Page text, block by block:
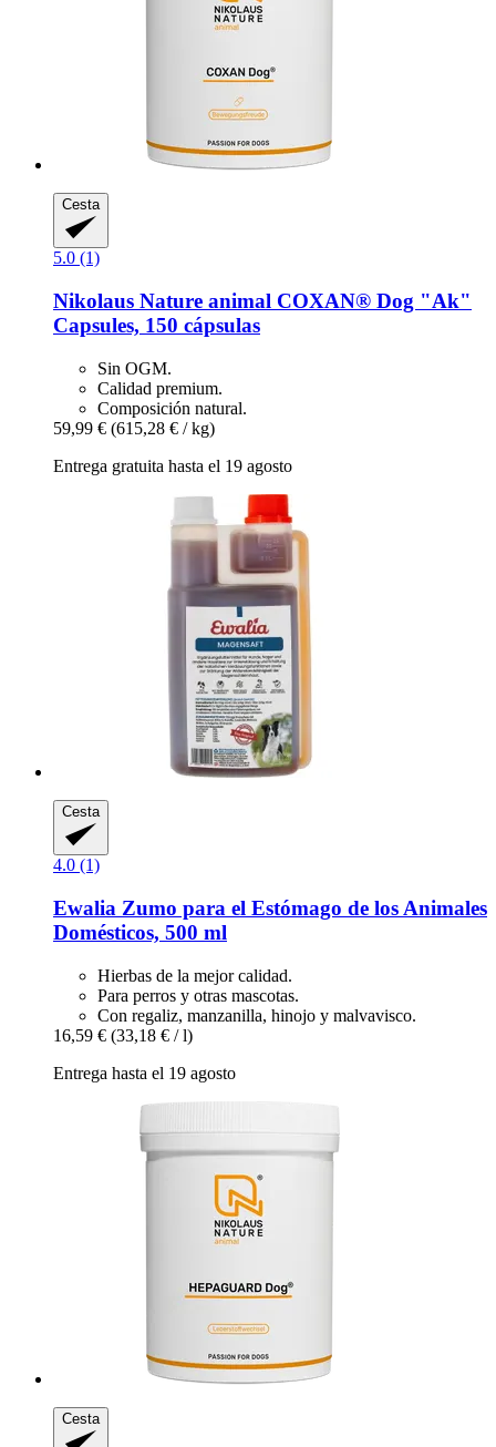
Cesta
5.0 (1)
Nikolaus Nature animal COXAN® Dog "Ak"
Capsules, 150 cápsulas
Sin OGM.
Calidad premium.
Composición natural.
59,99 € (615,28 € / kg)
Entrega gratuita hasta el 19 agosto
Cesta
4.0 (1)
Ewalia Zumo para el Estómago de los Animales
Domésticos, 500 ml
Hierbas de la mejor calidad.
Para perros y otras mascotas.
Con regaliz, manzanilla, hinojo y malvavisco.
16,59 € (33,18 € / l)
Entrega hasta el 19 agosto
Cesta